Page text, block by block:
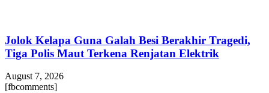
Jolok Kelapa Guna Galah Besi Berakhir Tragedi,
Tiga Polis Maut Terkena Renjatan Elektrik
August 7, 2026
[fbcomments]